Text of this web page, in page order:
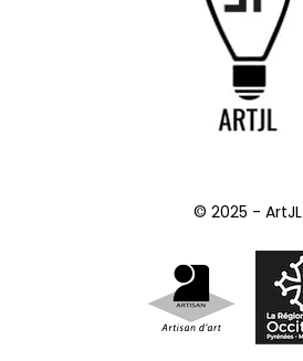
© 2025 - ArtJL